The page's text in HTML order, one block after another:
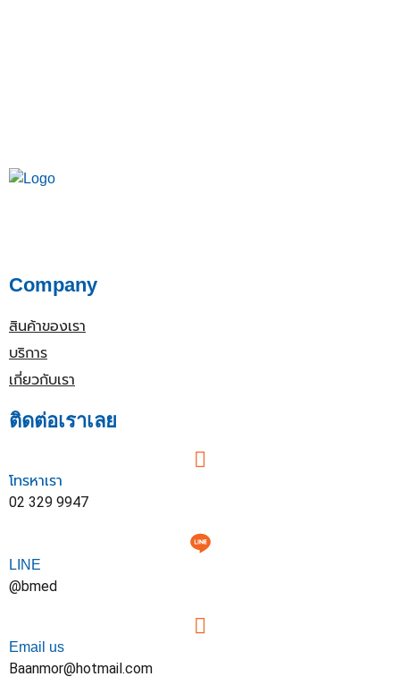
Company
สินค้าของเรา
บริการ
เกี่ยวกับเรา
ติดต่อเราเลย
โทรหาเรา
02 329 9947
LINE
@bmed
Email us
Baanmor@hotmail.com